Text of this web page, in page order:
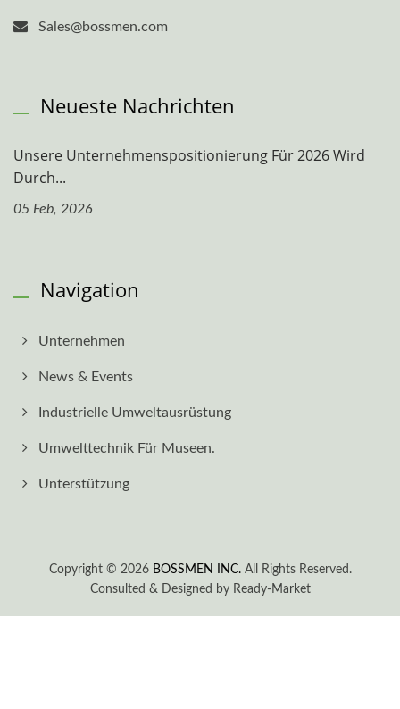
Sales@bossmen.com
Neueste Nachrichten
Unsere Unternehmenspositionierung Für 2026 Wird
Durch...
05 Feb, 2026
Navigation
Unternehmen
News & Events
Industrielle Umweltausrüstung
Umwelttechnik Für Museen.
Unterstützung
Copyright © 2026 BOSSMEN INC.All Rights Reserved.
Consulted & Designed by Ready-Market